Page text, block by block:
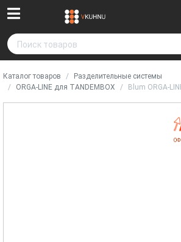
Каталог товаров
Разделительные системы
ORGA-LINE для TANDEMBOX
Blum ORGA-